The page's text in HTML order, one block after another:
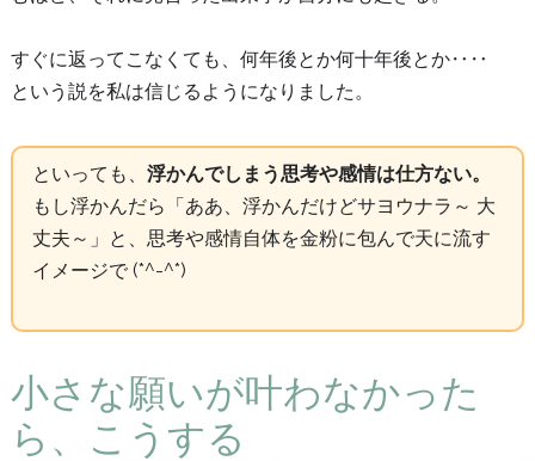
すぐに返ってこなくても、何年後とか何十年後とか‥‥
という説を私は信じるようになりました。
といっても、 浮かんでしまう思考や感情は仕方ない。
もし浮かんだら「ああ、浮かんだけどサヨウナラ～ 大
丈夫～」と、思考や感情自体を金粉に包んで天に流す
イメージで (*^-^*)
小さな願いが叶わなかった
ら、こうする